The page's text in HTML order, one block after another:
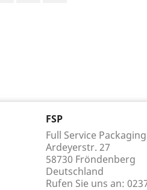
FSP
Full Service Packaging
Ardeyerstr. 27
58730 Fröndenberg
Deutschland
Rufen Sie uns an: